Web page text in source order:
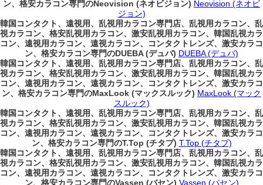
ン、格安カラコン専門のNeovision (ネオビジョン) Neovision (ネオビ
ジョン)
韓国コンタクト、遠視用、乱視用カラコン専門店、乱視用カラコン、乱
視カラコン、格安乱視用カラコン、激安乱視用カラコン、韓国乱視カラ
コン、遠視用カラコン、遠視カラコン、コンタクトレンズ、激安カラコ
ン、格安カラコン専門のDUEBA (デュバ) DUEBA (デュバ)
韓国コンタクト、遠視用、乱視用カラコン専門店、乱視用カラコン、乱
視カラコン、格安乱視用カラコン、激安乱視用カラコン、韓国乱視カラ
コン、遠視用カラコン、遠視カラコン、コンタクトレンズ、激安カラコ
ン、格安カラコン専門のMaxLook (マックスルック) MaxLook (マック
スルック)
韓国コンタクト、遠視用、乱視用カラコン専門店、乱視用カラコン、乱
視カラコン、格安乱視用カラコン、激安乱視用カラコン、韓国乱視カラ
コン、遠視用カラコン、遠視カラコン、コンタクトレンズ、激安カラコ
ン、格安カラコン専門のT.Top (チタプ) T.Top (チタプ)
韓国コンタクト、遠視用、乱視用カラコン専門店、乱視用カラコン、乱
視カラコン、格安乱視用カラコン、激安乱視用カラコン、韓国乱視カラ
コン、遠視用カラコン、遠視カラコン、コンタクトレンズ、激安カラコ
ン、格安カラコン専門のVassen (バセン) Vassen (バセン)